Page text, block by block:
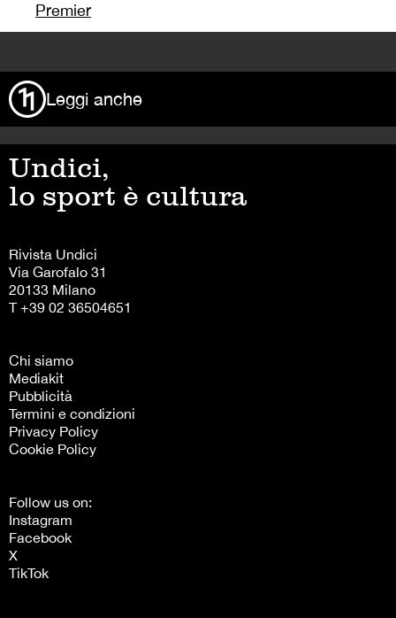
Premier
Leggi anche
Undici,
lo sport è cultura
Rivista Undici
Via Garofalo 31
20133 Milano
T +39 02 36504651
Chi siamo
Mediakit
Pubblicità
Termini e condizioni
Privacy Policy
Cookie Policy
Follow us on:
Instagram
Facebook
X
TikTok